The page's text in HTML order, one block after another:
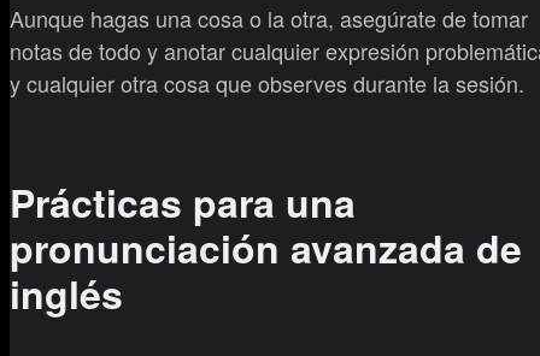
Aunque hagas una cosa o la otra, asegúrate de tomar
notas de todo y anotar cualquier expresión
y cualquier otra cosa que observes durante la sesión.
Prácticas para una
pronunciación avanzada de
inglés